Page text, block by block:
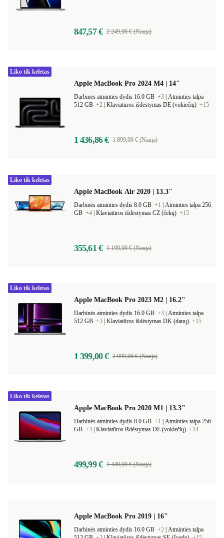
847,57 € 2 249,00 € (Nauja)
Apple MacBook Pro 2024 M4 | 14"
Darbinės atminties dydis 16.0 GB +3 Atminties talpa
512 GB +2 Klaviatūros išdėstymas DE (vokiečių) +15
1 436,86 € 1 899,00 € (Nauja)
Liko tik keletas
Apple MacBook Air 2020 | 13.3"
Darbinės atminties dydis 8.0 GB +1
Atminties talpa 256
GB +4 Klaviatūros išdėstymas CZ (čekų) +15
355,61 € 1 199,00 € (Nauja)
Liko tik keletas
Apple MacBook Pro 2023 M2 | 16.2"
Darbinės atminties dydis 16.0 GB +3 Atminties talpa
512 GB +3 Klaviatūros išdėstymas DK (danų) +15
1 399,00 € 2 999,00 € (Nauja)
Liko tik keletas
Apple MacBook Pro 2020 M1 | 13.3"
Darbinės atminties dydis 8.0 GB +1
Atminties talpa 256
GB +3 Klaviatūros išdėstymas DE (vokiečių) +14
499,99 € 1 449,00 € (Nauja)
Liko tik keletas
Apple MacBook Pro 2019 | 16"
Darbinės atminties dydis 16.0 GB +2 Atminties talpa